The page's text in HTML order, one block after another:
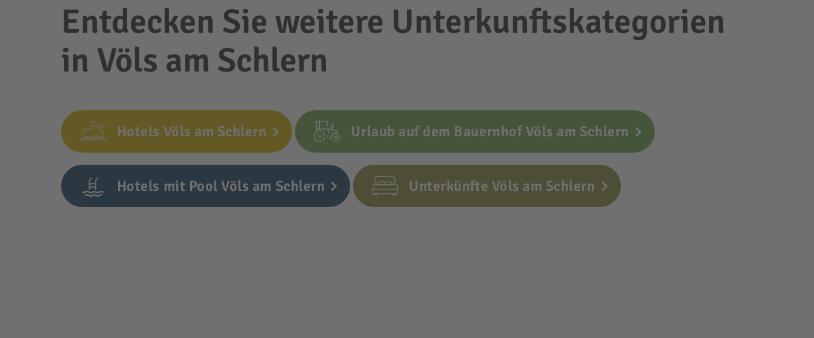
Entdecken Sie weitere Unterkunftskategorien
in Völs am Schlern
Hotels Völs am Schlern Urlaub auf dem Bauernhof Völs am Schlern
Hotels mit Pool Völs am Schlern Unterkünfte Völs am Schlern